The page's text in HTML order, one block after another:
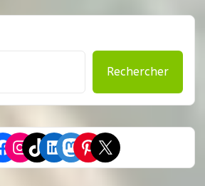
Rechercher
Facebook
Instagram
TikTok
LinkedIn
Mastodon
Pinterest
X